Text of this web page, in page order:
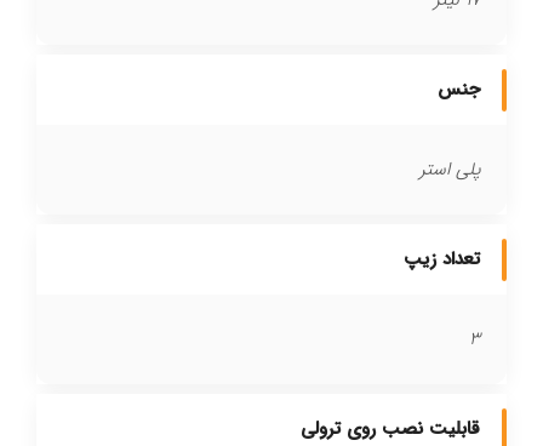
جنس
پلی استر
تعداد زیپ
3
قابلیت نصب روی ترولی